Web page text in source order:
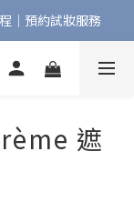
免運🇫🇷
｜預約試妝服務
免運🇫🇷
遮